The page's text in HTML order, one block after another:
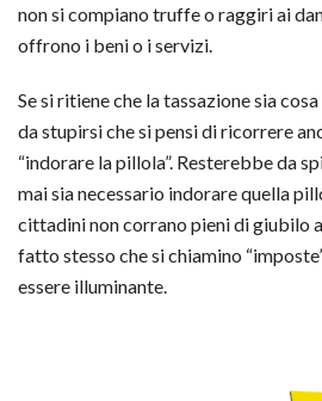
non si compiano truffe o raggiri ai
offrono i beni o i servizi.
Se si ritiene che la tassazione sia cosa
da stupirsi che si pensi di ricorrere
“indorare la pillola”. Resterebbe da
mai sia necessario indorare quella
cittadini non corrano pieni di giubilo
fatto stesso che si chiamino
essere illuminante.